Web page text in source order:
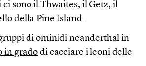
ci sono il Thwaites, il Getz, il
della Pine Island.
di ominidi neanderthal in
in grado di cacciare i leoni delle